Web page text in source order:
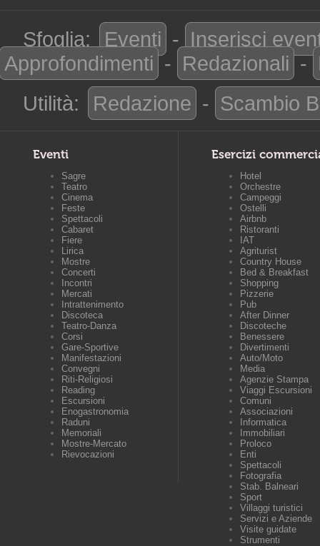
Sfoglia: Eventi - Inserisci
Approfondimenti - Redazionali -
Utilità:
Redazione - Scambio
Eventi
Sagre
Teatro
Cinema
Feste
Spettacoli
Cabaret
Fiere
Lirica
Mostre
Concerti
Incontri
Mercati
Intrattenimento
Discoteca
Teatro-Danza
Corsi
Gare-Sportive
Manifestazioni
Convegni
Riti-Religiosi
Reading
Escursioni
Enogastronomia
Raduni
Memoriali
Mostre-Mercato
Rievocazioni
Esercizi
Hotel
Orchestre
Campeggi
Ostelli
Airbnb
Ristoranti
IAT
Agriturist
Country House
Bed & Breakfast
Shopping
Pizzerie
Pub
After Dinner
Discoteche
Benessere
Divertimenti
Auto/Moto
Media
Agenzie Stampa
Viaggi Escursioni
Comuni
Associazioni
Informatica
Immobiliari
Proloco
Enti
Spettacoli
Fotografia
Stab. Balneari
Sport
Villaggi turistici
Servizi e Aziende
Visite guidate
Strumenti